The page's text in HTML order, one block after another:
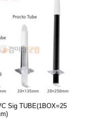
Sig TUBE(1BOX=25